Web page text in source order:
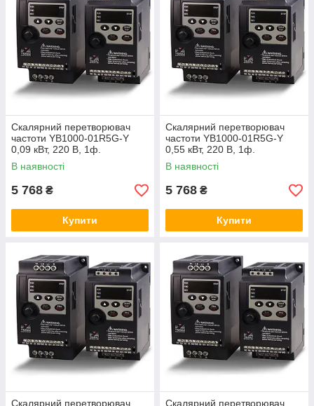
Водопостачання:
Вентиляція:
Скалярний перетворювач
частоти YB1000-01R5G-Y
0,09 кВт, 220 В, 1ф.
В наявності
5 768 ₴
Купити
Скалярний перетворювач
частоти YB1000-01R5G-Y
0,55 кВт, 220 В, 1ф.
В наявності
5 768 ₴
Купити
Скалярний перетворювач Скалярний перетворювач